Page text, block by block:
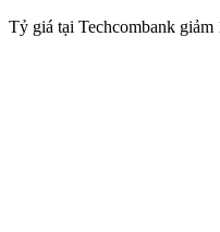
Tỷ giá tại Techcombank